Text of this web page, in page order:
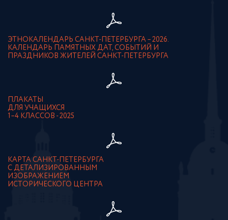
ЭТНОКАЛЕНДАРЬ САНКТ-ПЕТЕРБУРГА – 2026.
КАЛЕНДАРЬ ПАМЯТНЫХ ДАТ, СОБЫТИЙ И
ПРАЗДНИКОВ ЖИТЕЛЕЙ САНКТ-ПЕТЕРБУРГА
ПЛАКАТЫ
ДЛЯ УЧАЩИХСЯ
1–4 КЛАССОВ - 2025
КАРТА САНКТ-ПЕТЕРБУРГА
С ДЕТАЛИЗИРОВАННЫМ
ИЗОБРАЖЕНИЕМ
ИСТОРИЧЕСКОГО ЦЕНТРА